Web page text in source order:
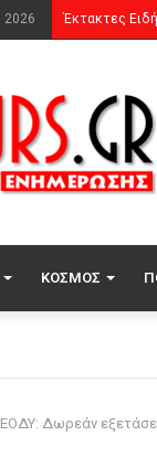
2026 Έκτακτες
ΚΌΣΜΟΣ
ΕΟΔΥ: Δωρεάν